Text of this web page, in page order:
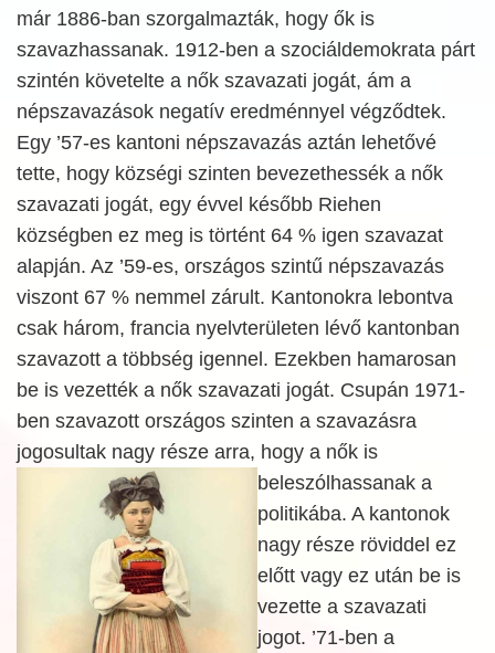
már 1886-ban szorgalmazták, hogy ők is
szavazhassanak. 1912-ben a szociáldemokrata párt
szintén követelte a nők szavazati jogát, ám a
népszavazások negatív eredménnyel végződtek.
Egy ’57-es kantoni népszavazás aztán lehetővé
tette, hogy községi szinten bevezethessék a nők
szavazati jogát, egy évvel később Riehen
községben ez meg is történt 64 % igen szavazat
alapján. Az ’59-es, országos szintű népszavazás
viszont 67 % nemmel zárult. Kantonokra lebontva
csak három, francia nyelvterületen lévő kantonban
szavazott a többség igennel. Ezekben hamarosan
be is vezették a nők szavazati jogát. Csupán 1971-
ben szavazott országos szinten a szavazásra
jogosultak nagy része arra, hogy a nők is
beleszólhassanak a
politikába. A kantonok
nagy része röviddel ez
előtt vagy ez után be is
vezette a szavazati
jogot. ’71-ben a